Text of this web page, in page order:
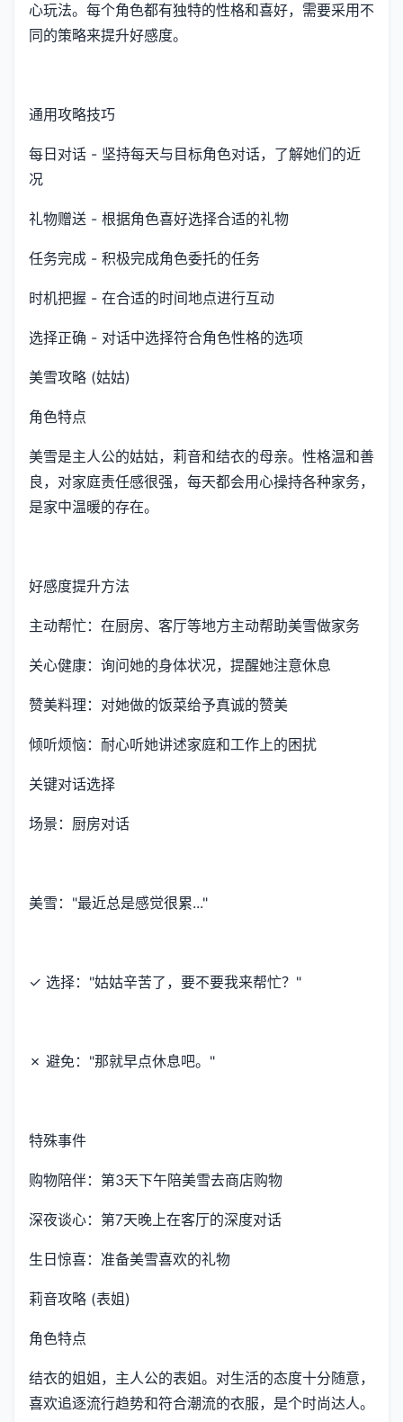
心玩法。每个角色都有独特的性格和喜好，需要采用不
同的策略来提升好感度。
通用攻略技巧
每日对话 - 坚持每天与目标角色对话，了解她们的近
况
礼物赠送 - 根据角色喜好选择合适的礼物
任务完成 - 积极完成角色委托的任务
时机把握 - 在合适的时间地点进行互动
选择正确 - 对话中选择符合角色性格的选项
美雪攻略 (姑姑)
角色特点
美雪是主人公的姑姑，莉音和结衣的母亲。性格温和善
良，对家庭责任感很强，每天都会用心操持各种家务，
是家中温暖的存在。
好感度提升方法
主动帮忙：在厨房、客厅等地方主动帮助美雪做家务
关心健康：询问她的身体状况，提醒她注意休息
赞美料理：对她做的饭菜给予真诚的赞美
倾听烦恼：耐心听她讲述家庭和工作上的困扰
关键对话选择
场景：厨房对话
美雪："最近总是感觉很累..."
✓ 选择："姑姑辛苦了，要不要我来帮忙？"
✗ 避免："那就早点休息吧。"
特殊事件
购物陪伴：第3天下午陪美雪去商店购物
深夜谈心：第7天晚上在客厅的深度对话
生日惊喜：准备美雪喜欢的礼物
莉音攻略 (表姐)
角色特点
结衣的姐姐，主人公的表姐。对生活的态度十分随意，
喜欢追逐流行趋势和符合潮流的衣服，是个时尚达人。